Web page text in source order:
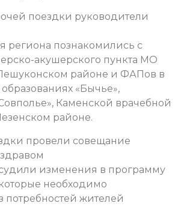
поездки руководители
региона познакомились с
акушерского пункта МО
Лешуконском районе и ФАПов в
«Бычье»,
Каменской врачебной
районе.
провели совещание
изменения в программу
необходимо
потребностей жителей